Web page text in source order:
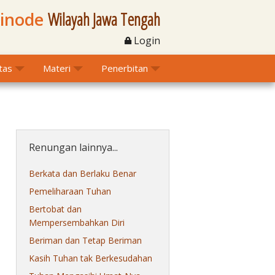
Wilayah Jawa Tengah
Login
Materi Penerbitan
Renungan lainnya...
Berkata dan Berlaku Benar
Pemeliharaan Tuhan
Bertobat dan
Mempersembahkan Diri
Beriman dan Tetap Beriman
Kasih Tuhan tak Berkesudahan